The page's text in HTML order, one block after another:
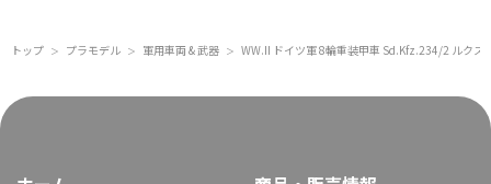
トップ ＞ プラモデル ＞ 軍用車両 & 武器 ＞ WW.II ドイツ軍 8輪重装甲車 Sd.Kfz.234/2 ルク